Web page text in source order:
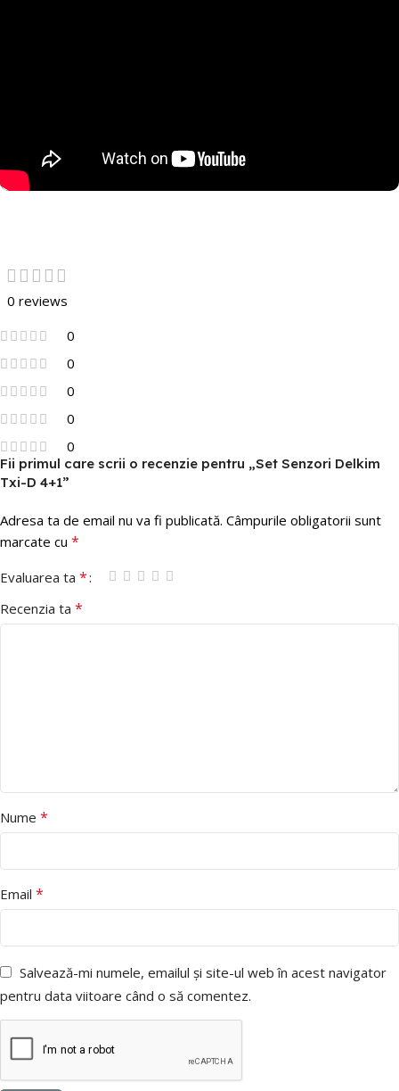
0 reviews
0
0
0
0
0
Fii primul care scrii o recenzie pentru „Set Senzori Delkim
Txi-D 4+1”
Adresa ta de email nu va fi publicată. Câmpurile obligatorii sunt
marcate cu *
Evaluarea ta *
Recenzia ta *
Nume *
Email *
Salvează-mi numele, emailul și site-ul web în acest navigator
pentru data viitoare când o să comentez.